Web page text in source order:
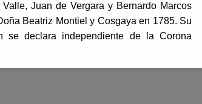
Juan de Vergara y Bernardo Marcos
Beatriz Montiel y Cosgaya en 1785. Su
se declara independiente de la Corona